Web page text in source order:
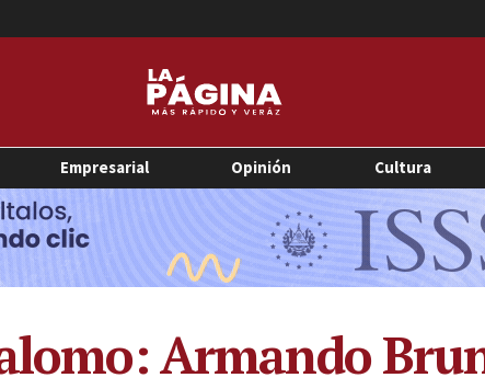
Empresarial Opinión Cultura
Armando